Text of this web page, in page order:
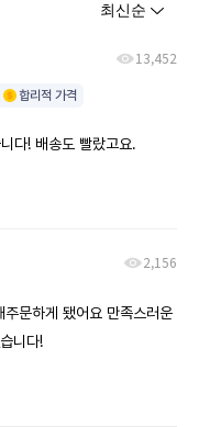
13,452
합리적 가격
다! 배송도 빨랐고요.
2,156
문하게 됐어요 만족스러운
니다!